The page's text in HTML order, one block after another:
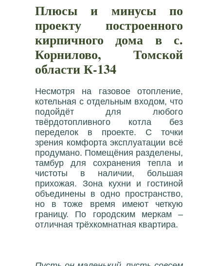
Плюсы и минусы по
проекту построенного
кирпичного дома в с.
Корнилово, Томской
области К-134
Несмотря на газовое отопление,
котельная с отдельным входом, что
подойдёт для любого
твёрдотопливного котла без
переделок в проекте. С точки
зрения комфорта эксплуатации всё
продумано. Помещёния разделены,
тамбур для сохранения тепла и
чистоты в наличии, большая
прихожая. Зона кухни и гостиной
объединены в одно пространство,
но в тоже время имеют четкую
границу. По городским меркам –
отличная трёхкомнатная квартира.